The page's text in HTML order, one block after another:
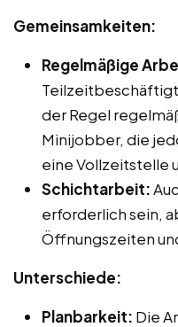
Gemeinsamkeiten:
Regelmäßige
der Regel
Minijobber, die
eine Vollzeitstelle
Schichtarbeit:
erforderlich sein,
Öffnungszeiten
Unterschiede:
Planbarkeit: Die